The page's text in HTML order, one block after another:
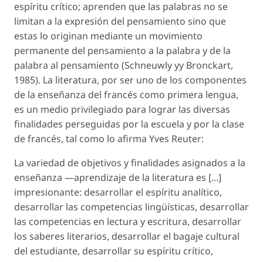
espíritu crítico; aprenden que las palabras no se
limitan a la expresión del pensamiento sino que
estas lo originan mediante un movimiento
permanente del pensamiento a la palabra y de la
palabra al pensamiento (Schneuwly yy Bronckart,
1985). La literatura, por ser uno de los componentes
de la enseñanza del francés como primera lengua,
es un medio privilegiado para lograr las diversas
finalidades perseguidas por la escuela y por la clase
de francés, tal como lo afirma Yves Reuter:
La variedad de objetivos y finalidades asignados a la
enseñanza —aprendizaje de la literatura es [...]
impresionante: desarrollar el espíritu analítico,
desarrollar las competencias lingüísticas, desarrollar
las competencias en lectura y escritura, desarrollar
los saberes literarios, desarrollar el bagaje cultural
del estudiante, desarrollar su espíritu crítico,